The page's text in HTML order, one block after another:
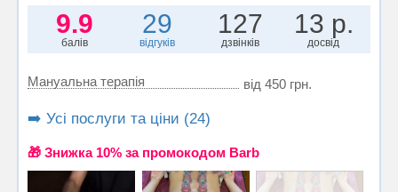
9.9
балів
29
відгуків
127
дзвінків
13 р.
досвід
Мануальна терапія від 450 грн.
➡️ Усі послуги та ціни (24)
🎁 Знижка 10% за промокодом Barb